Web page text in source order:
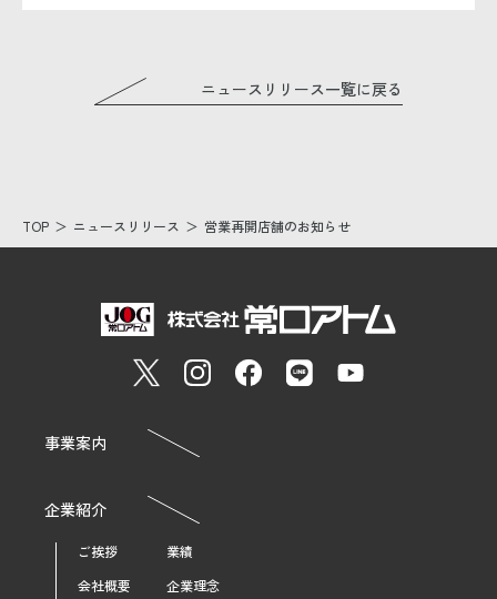
ニュースリリース一覧に戻る
TOP ニュースリリース 営業再開店舗のお知らせ
事業案内
企業紹介
ご挨拶
業績
会社概要
企業理念